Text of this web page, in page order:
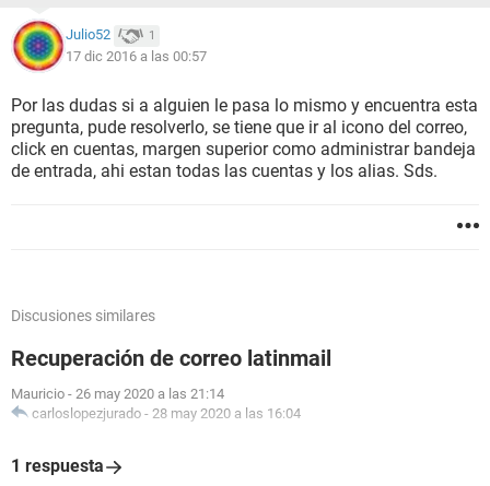
Julio52 1
17 dic 2016 a las 00:57
Por las dudas si a alguien le pasa lo mismo y encuentra esta
pregunta, pude resolverlo, se tiene que ir al icono del correo,
click en cuentas, margen superior como administrar bandeja
de entrada, ahi estan todas las cuentas y los alias. Sds.
Discusiones similares
Recuperación de correo latinmail
Mauricio - 26 may 2020 a las 21:14
carloslopezjurado - 28 may 2020 a las 16:04
1 respuesta